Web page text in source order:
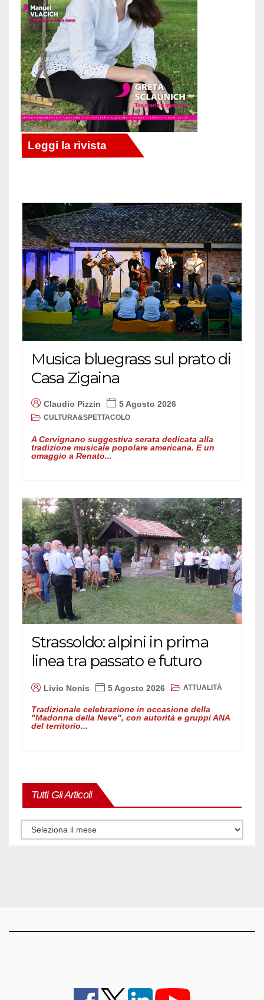
Musica bluegrass sul prato di
Casa Zigaina
Claudio Pizzin 5 Agosto 2026
CULTURA&SPETTACOLO
A Cervignano suggestiva serata dedicata alla
tradizione musicale popolare americana. E un
omaggio a Renato...
Strassoldo: alpini in prima
linea tra passato e futuro
Livio Nonis 5 Agosto 2026 ATTUALITÀ
Tradizionale celebrazione in occasione della
"Madonna della Neve", con autorità e gruppi ANA
del territorio...
Tutti Gli Articoli
Tutti
articoli